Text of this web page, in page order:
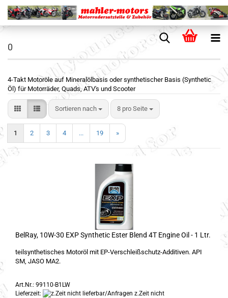
0
4-Takt Motoröle auf Mineralölbasis oder synthetischer Basis (Synthetic
Öl) für Motorräder, Quads, ATV's und Scooter
Sortieren nach 8 pro Seite
1 2 3 4 ... 19 »
BelRay, 10W-30 EXP Synthetic Ester Blend 4T Engine Oil - 1 Ltr.
teilsynthetisches Motoröl mit EP-Verschleißschutz-Additiven. API
SM, JASO MA2.
Art.Nr.: 99110-B1LW
Lieferzeit:
z.Zeit nicht